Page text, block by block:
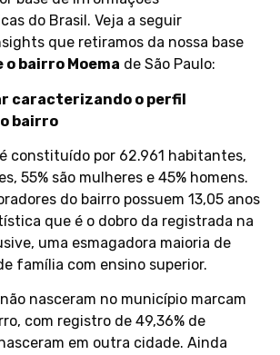
do Brasil. Veja a seguir
que retiramos da nossa base
o bairro Moema de São Paulo:
caracterizando o perfil
bairro
é constituído por 62.961 habitantes,
55% são mulheres e 45% homens.
do bairro possuem 13,05 anos
que é o dobro da registrada na
uma esmagadora maioria de
família com ensino superior.
nasceram no município marcam
com registro de 49,36% de
em outra cidade. Ainda